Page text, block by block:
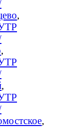
,
,
,
,